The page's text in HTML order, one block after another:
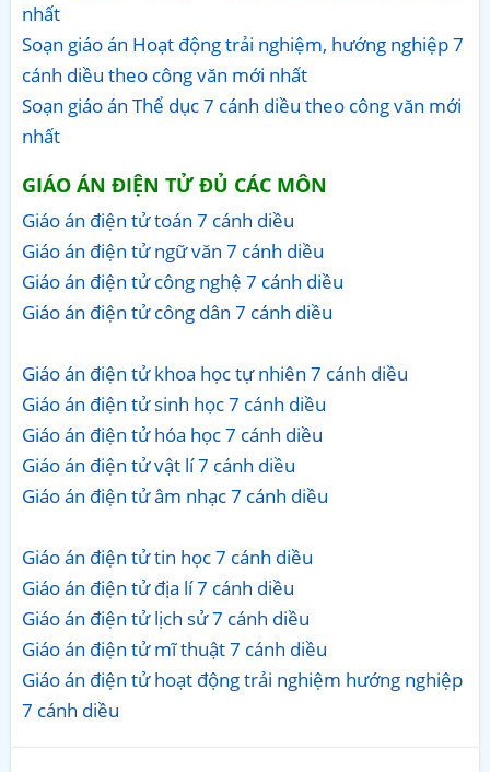
nhất
Soạn giáo án Hoạt động trải nghiệm, hướng nghiệp 7
cánh diều theo công văn mới nhất
Soạn giáo án Thể dục 7 cánh diều theo công văn mới
nhất
GIÁO ÁN ĐIỆN TỬ ĐỦ CÁC MÔN
Giáo án điện tử toán 7 cánh diều
Giáo án điện tử ngữ văn 7 cánh diều
Giáo án điện tử công nghệ 7 cánh diều
Giáo án điện tử công dân 7 cánh diều
Giáo án điện tử khoa học tự nhiên 7 cánh diều
Giáo án điện tử sinh học 7 cánh diều
Giáo án điện tử hóa học 7 cánh diều
Giáo án điện tử vật lí 7 cánh diều
Giáo án điện tử âm nhạc 7 cánh diều
Giáo án điện tử tin học 7 cánh diều
Giáo án điện tử địa lí 7 cánh diều
Giáo án điện tử lịch sử 7 cánh diều
Giáo án điện tử mĩ thuật 7 cánh diều
Giáo án điện tử hoạt động trải nghiệm hướng nghiệp
7 cánh diều